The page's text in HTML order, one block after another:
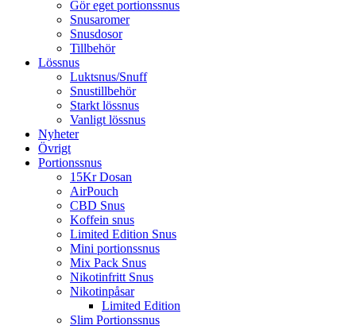
Gör eget portionssnus
Snusaromer
Snusdosor
Tillbehör
Lössnus
Luktsnus/Snuff
Snustillbehör
Starkt lössnus
Vanligt lössnus
Nyheter
Övrigt
Portionssnus
15Kr Dosan
AirPouch
CBD Snus
Koffein snus
Limited Edition Snus
Mini portionssnus
Mix Pack Snus
Nikotinfritt Snus
Nikotinpåsar
Limited Edition
Slim Portionssnus